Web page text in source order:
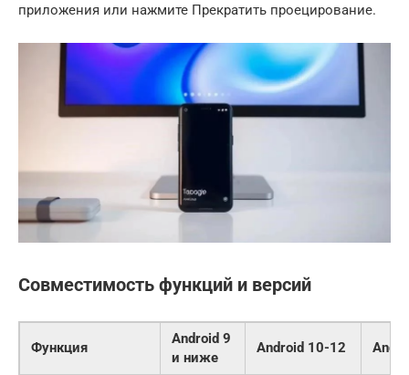
приложения или нажмите Прекратить проецирование.
Совместимость функций и версий
Функция
Android 9
и ниже
Android 10-12